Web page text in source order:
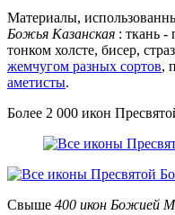
Материалы,
Божья Казанская : ткань -
тонком холсте, бисер,
жемчугом разных сортов,
аметисты.
Более 2 000 икон
Свыше 400 икон Божией